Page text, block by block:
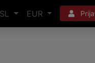
SL EUR